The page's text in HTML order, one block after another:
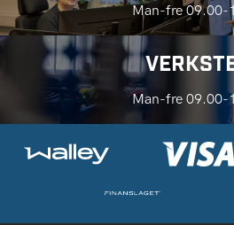
Man-fre 09.00-
Man-fre 09.00-